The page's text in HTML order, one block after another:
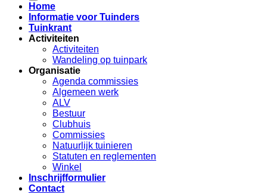
Home
Informatie voor Tuinders
Tuinkrant
Activiteiten
Activiteiten
Wandeling op tuinpark
Organisatie
Agenda commissies
Algemeen werk
ALV
Bestuur
Clubhuis
Commissies
Natuurlijk tuinieren
Statuten en reglementen
Winkel
Inschrijfformulier
Contact